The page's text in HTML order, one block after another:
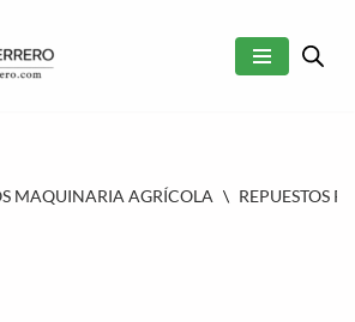
MAQUINARIA AGRÍCOLA \ REPUESTOS